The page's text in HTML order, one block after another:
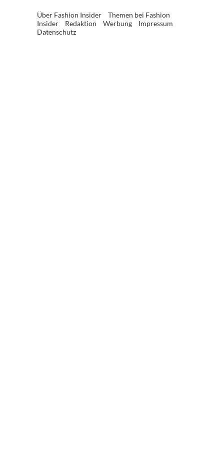
Über Fashion Insider
Themen bei Fashion
Insider
Redaktion Werbung
Impressum
Datenschutz